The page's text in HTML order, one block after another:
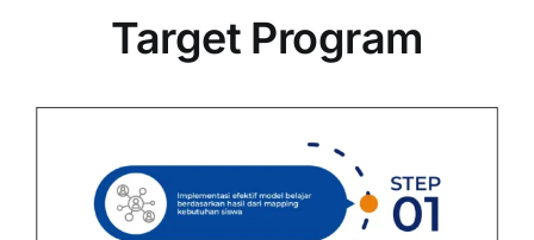
Target Program